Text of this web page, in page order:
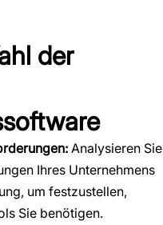
der
Analysieren Sie
Ihres Unternehmens
um festzustellen,
Sie benötigen.